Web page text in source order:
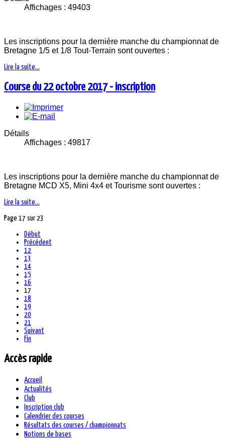
Affichages : 49403
Les inscriptions pour la dernière manche du championnat de
Bretagne 1/5 et 1/8 Tout-Terrain sont ouvertes :
Lire la suite...
Course du 22 octobre 2017 - inscription
Détails
Affichages : 49817
Les inscriptions pour la dernière manche du championnat de
Bretagne MCD X5, Mini 4x4 et Tourisme sont ouvertes :
Lire la suite...
Page 17 sur 23
Début
Précédent
12
13
14
15
16
17
18
19
20
21
Suivant
Fin
Accès rapide
Accueil
Actualités
Club
Inscription club
Calendrier des courses
Résultats des courses / championnats
Notions de bases